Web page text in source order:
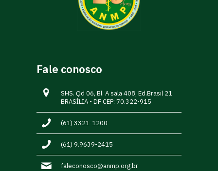
Fale conosco
SHS. Qd 06, Bl. A sala 408, Ed.Brasil 21
BRASÍLIA - DF CEP: 70.322-915
(61) 3321-1200
(61) 9.9639-2415
faleconosco@anmp.org.br